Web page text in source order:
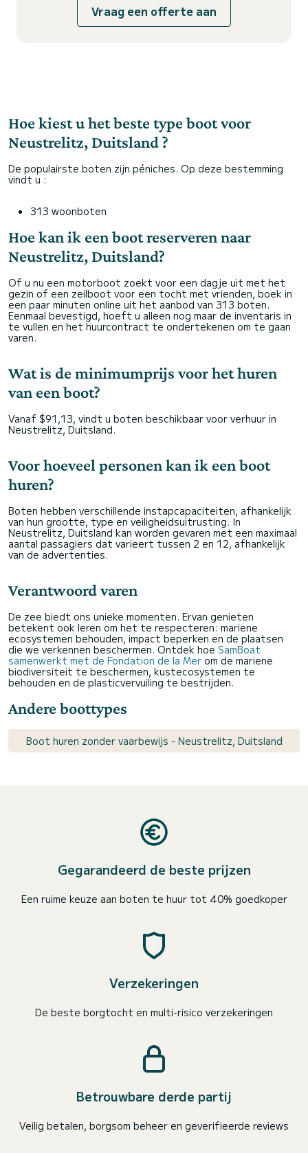
Vraag een offerte aan
Hoe kiest u het beste type boot voor
Neustrelitz, Duitsland ?
De populairste boten zijn péniches. Op deze bestemming
vindt u :
313 woonboten
Hoe kan ik een boot reserveren naar
Neustrelitz, Duitsland?
Of u nu een motorboot zoekt voor een dagje uit met het
gezin of een zeilboot voor een tocht met vrienden, boek in
een paar minuten online uit het aanbod van 313 boten.
Eenmaal bevestigd, hoeft u alleen nog maar de inventaris in
te vullen en het huurcontract te ondertekenen om te gaan
varen.
Wat is de minimumprijs voor het huren
van een boot?
Vanaf $91,13, vindt u boten beschikbaar voor verhuur in
Neustrelitz, Duitsland.
Voor hoeveel personen kan ik een boot
huren?
Boten hebben verschillende instapcapaciteiten, afhankelijk
van hun grootte, type en veiligheidsuitrusting. In
Neustrelitz, Duitsland kan worden gevaren met een maximaal
aantal passagiers dat varieert tussen 2 en 12, afhankelijk
van de advertenties.
Verantwoord varen
De zee biedt ons unieke momenten. Ervan genieten
betekent ook leren om het te respecteren: mariene
ecosystemen behouden, impact beperken en de plaatsen
die we verkennen beschermen. Ontdek hoe SamBoat
samenwerkt met de Fondation de la Mer om de mariene
biodiversiteit te beschermen, kustecosystemen te
behouden en de plasticvervuiling te bestrijden.
Andere boottypes
Boot huren zonder vaarbewijs - Neustrelitz, Duitsland
Gegarandeerd de beste prijzen
Een ruime keuze aan boten te huur tot 40% goedkoper
Verzekeringen
De beste borgtocht en multi-risico verzekeringen
Betrouwbare derde partij
Veilig betalen, borgsom beheer en geverifieerde reviews